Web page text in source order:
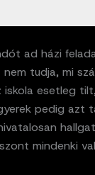
ad házi
nem tudja, mi
iskola esetleg
pedig azt
mindenki